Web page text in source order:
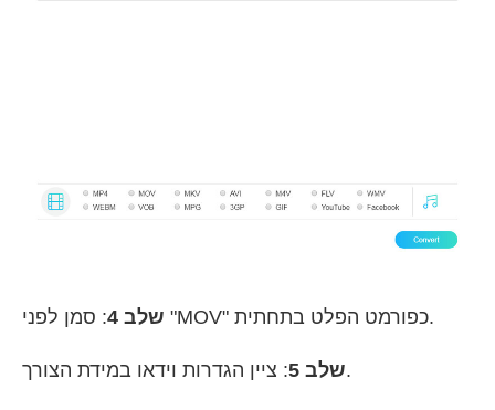
שלב 4 : סמן לפני "MOV" כפורמט הפלט בתחתית.
שלב 5: ציין הגדרות וידאו במידת הצורך.